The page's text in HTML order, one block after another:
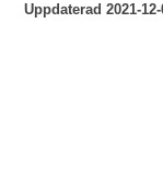
Uppdaterad2021-